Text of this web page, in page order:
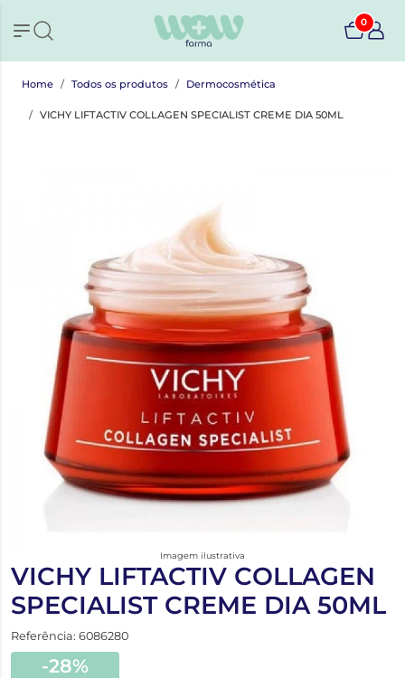
0
Home Todos os produtos Dermocosmética
VICHY LIFTACTIV COLLAGEN SPECIALIST CREME DIA 50ML
Imagem ilustrativa
VICHY LIFTACTIV COLLAGEN
SPECIALIST CREME DIA 50ML
Referência: 6086280
-28%